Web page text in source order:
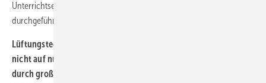
Unterrichtseinheit eine drei- bis fünfminütige Stoßlüftung
durchgeführt werden.
Lüftungstechnische Maßnahmen können die Virenkonzentration
nicht auf null reduzieren und damit auch nicht die Infektion
durch große Tröpfchen bei zu geringem Abstand verhindern. Sie